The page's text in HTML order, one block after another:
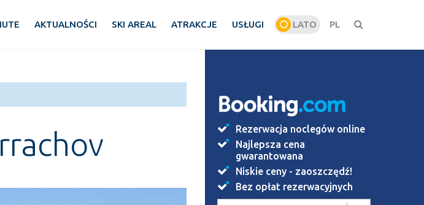
AKTUALNOŚCI SKI AREAL ATRAKCJE USŁUGI LATO ZIMA
PL
Rezerwacja noclegów online
Najlepsza cena
gwarantowana
Niskie ceny - zaoszczędź!
Bez opłat rezerwacyjnych